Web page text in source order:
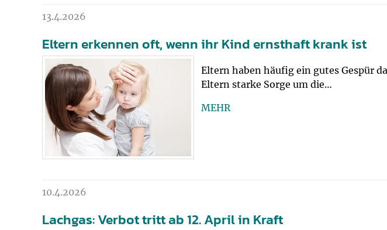
U0-Vorsorge
13.4.2026
Eltern erkennen oft, wenn ihr Kind ernsthaft krank ist
Eltern haben häufig ein gutes Gespür
Eltern starke Sorge um die…
MEHR
10.4.2026
Lachgas: Verbot tritt ab 12. April in Kraft